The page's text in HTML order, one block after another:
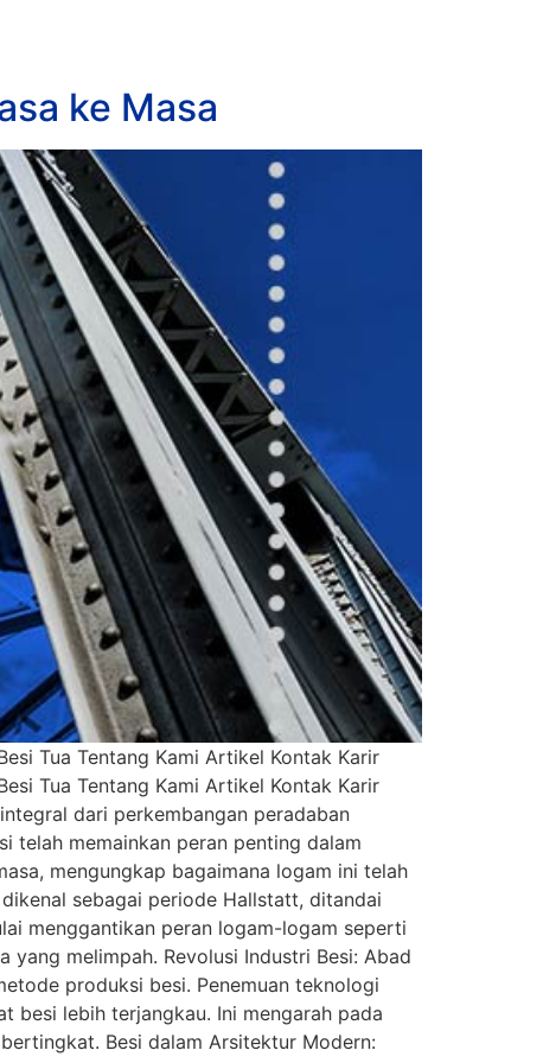
ke Masa
Tua Tentang Kami Artikel Kontak Karir
Tua Tentang Kami Artikel Kontak Karir
dari perkembangan peradaban
telah memainkan peran penting dalam
mengungkap bagaimana logam ini telah
sebagai periode Hallstatt, ditandai
menggantikan peran logam-logam seperti
melimpah. Revolusi Industri Besi: Abad
produksi besi. Penemuan teknologi
besi lebih terjangkau. Ini mengarah pada
Besi dalam Arsitektur Modern: